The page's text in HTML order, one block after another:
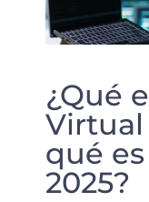
¿Qué
Virtual
qué
2025?